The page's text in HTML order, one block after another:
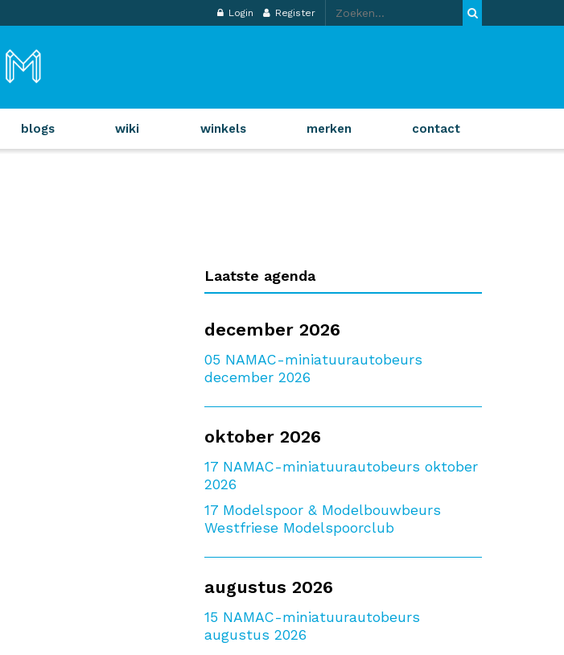
Login Register
blogs wiki winkels merken contact
Laatste agenda
december 2026
05 NAMAC-miniatuurautobeurs
december 2026
oktober 2026
17 NAMAC-miniatuurautobeurs oktober
2026
17 Modelspoor & Modelbouwbeurs
Westfriese Modelspoorclub
augustus 2026
15 NAMAC-miniatuurautobeurs
augustus 2026